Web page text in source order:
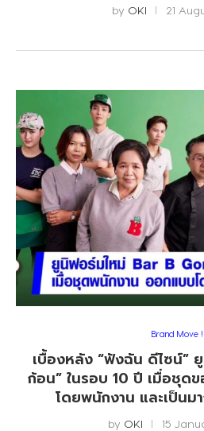
by OKI 21
Brand Move !!
เบื้องหลัง “ฟังฉัน ดีไซน์”
ก้อน” ในรอบ 10 ปี เมื่อชุด
โดยพนักงาน และเป็นม
by OKI 15